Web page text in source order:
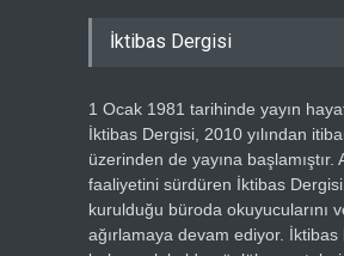
İktibas Dergisi
1 Ocak 1981 tarihinde yayın
İktibas Dergisi, 2010 yılından
üzerinden de yayına başlamıştır.
faaliyetini sürdüren İktibas
kurulduğu büroda okuyucularını
ağırlamaya devam ediyor.